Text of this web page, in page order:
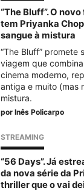
“The Bluff”. O
tem Priyanka
sangue à mistura
“The Bluff” promete
viagem que
cinema moderno,
antiga e muito (mas
mistura.
por Inês Policarpo
STREAMING
“56 Days”. Já
da nova série da
thriller que o vai